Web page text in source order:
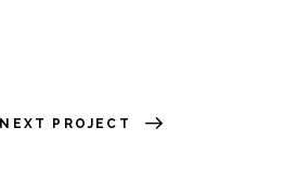
NEXT PROJECT